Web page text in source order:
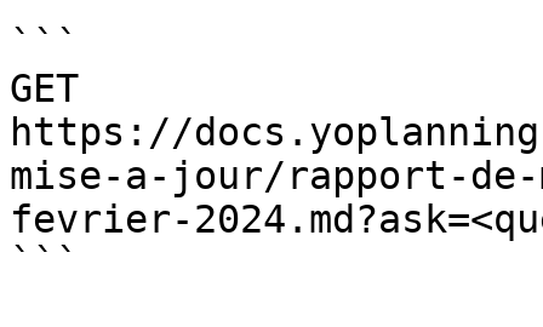
```
GET
https://
mise-a-jour/rapport-
fevrier-
```